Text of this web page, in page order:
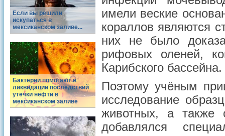
Если вы решили
искупаться в
мексиканском заливе...
Бактерии помогают в
ликвидации последствий
утечки нефти в
мексиканском заливе
имели веские
кораллов являются
них не было
рифовых оленей,
Карибского бассейна.
Поэтому учёным
исследование
животных, а также
добавлялся